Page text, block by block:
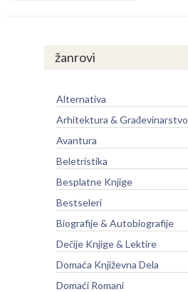
žanrovi
Alternativa
Arhitektura & Građevinarstvo
Avantura
Beletristika
Besplatne Knjige
Bestseleri
Biografije & Autobiografije
Dečije Knjige & Lektire
Domaća Književna Dela
Domaći Romani